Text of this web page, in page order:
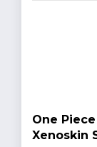
One
Xenoskin